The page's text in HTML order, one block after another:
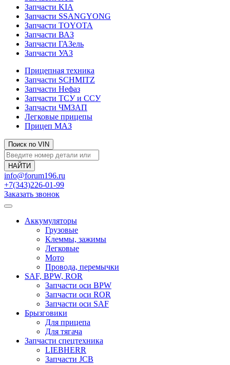
Запчасти KIA
Запчасти SSANGYONG
Запчасти TOYOTA
Запчасти ВАЗ
Запчасти ГАЗель
Запчасти УАЗ
Прицепная техника
Запчасти SCHMITZ
Запчасти Нефаз
Запчасти ТСУ и ССУ
Запчасти ЧМЗАП
Легковые прицепы
Прицеп МАЗ
Поиск по VIN
info@forum196.ru
+7(343)226-01-99
Заказать звонок
Аккумуляторы
Грузовые
Клеммы, зажимы
Легковые
Мото
Провода, перемычки
SAF, BPW, ROR
Запчасти оси BPW
Запчасти оси ROR
Запчасти оси SAF
Брызговики
Для прицепа
Для тягача
Запчасти спецтехника
LIEBHERR
Запчасти JCB